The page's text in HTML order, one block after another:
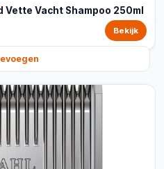
Vette Vacht Shampoo 250ml
Bekijk